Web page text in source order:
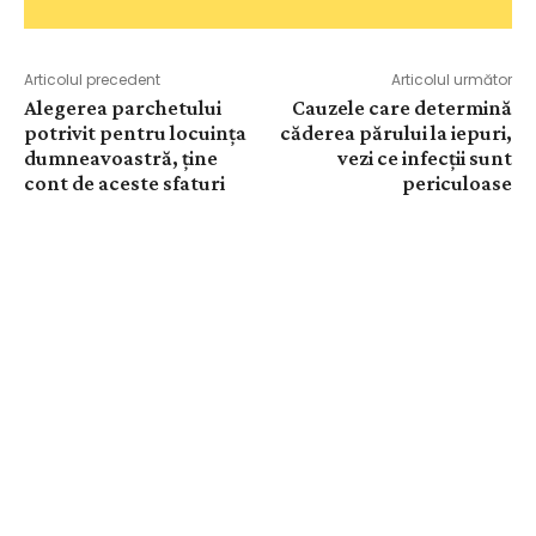
Articolul precedent
Alegerea parchetului
potrivit pentru locuința
dumneavoastră, ține
cont de aceste sfaturi
Articolul următor
Cauzele care determină
căderea părului la iepuri,
vezi ce infecții sunt
periculoase